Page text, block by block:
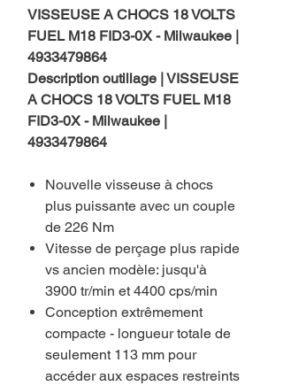
VISSEUSE A CHOCS 18 VOLTS
FUEL M18 FID3-0X - Milwaukee |
4933479864
Description outillage | VISSEUSE
A CHOCS 18 VOLTS FUEL M18
FID3-0X - Milwaukee |
4933479864
Nouvelle visseuse à chocs
plus puissante avec un couple
de 226 Nm
Vitesse de perçage plus rapide
vs ancien modèle: jusqu'à
3900 tr/min et 4400 cps/min
Conception extrêmement
compacte - longueur totale de
seulement 113 mm pour
accéder aux espaces restreints